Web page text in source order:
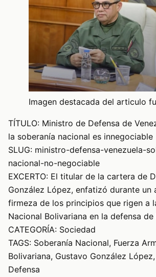
Imagen destacada del articulo
TÍTULO: Ministro de Defensa de
la soberanía nacional es innegociable
SLUG: ministro-defensa-venezuela-
nacional-no-negociable
EXCERTO: El titular de la cartera de
González López, enfatizó durante un
firmeza de los principios que rigen a
Nacional Bolivariana en la defensa
CATEGORÍA: Sociedad
TAGS: Soberanía Nacional, Fuerza
Bolivariana, Gustavo González
Defensa